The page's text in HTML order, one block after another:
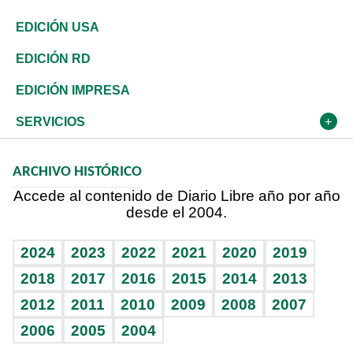
Reportajes
África
Ocenanía
Caribe
Resto del mundo
Vivienda
Telecom.
Global y variable
Economía personal
Buena Vida
Sociales
Novedades
Podcast Arte Libre
Vida y familia
Eñe
Celebrando la vida
Sin complejos
Ciclismo
Tenis
Olimpismo
Más deportes
BRV
TBT Deportivo
De buena tinta
En Directo
Frente al Statu Quo
El Espía
Más firmas
Tecnología
Historia
Despertando al gigante
Cambio climático
Economía
Revista
Deportes
Opinión
Hecho en casa
Guía del dinero
EDICIÓN USA
EDICIÓN RD
EDICIÓN IMPRESA
SERVICIOS
Cumpleaños
Horóscopos
ARCHIVO HISTÓRICO
Accede al contenido de Diario Libre año por año
desde el 2004.
2024 2023 2022 2021 2020
2019
2018
2017 2016 2015 2014
2013
2012
2011 2010 2009 2008
2007
2006
2005 2004